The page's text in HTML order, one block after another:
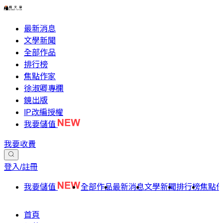
最新消息
文學新聞
全部作品
排行榜
焦點作家
徐淑卿專欄
鏡出版
IP改編授權
我要儲值
我要收費
登入/註冊
我要儲值 全部作品最新消息文學新聞排行榜焦點
首頁